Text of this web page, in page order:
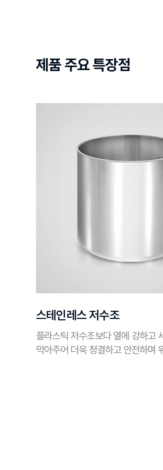
제품 주요 특장점
스테인레스 저수조
플라스틱 저수조보다 열에 강하고
막아주어 더욱 청결하고 안전하며